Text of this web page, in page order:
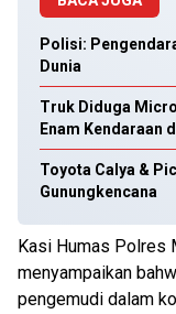
Polisi:
Dunia
Truk Diduga
Enam Kendaraan
Toyota Calya &
Gunungkencana
Kasi Humas Polres
menyampaikan
pengemudi dalam